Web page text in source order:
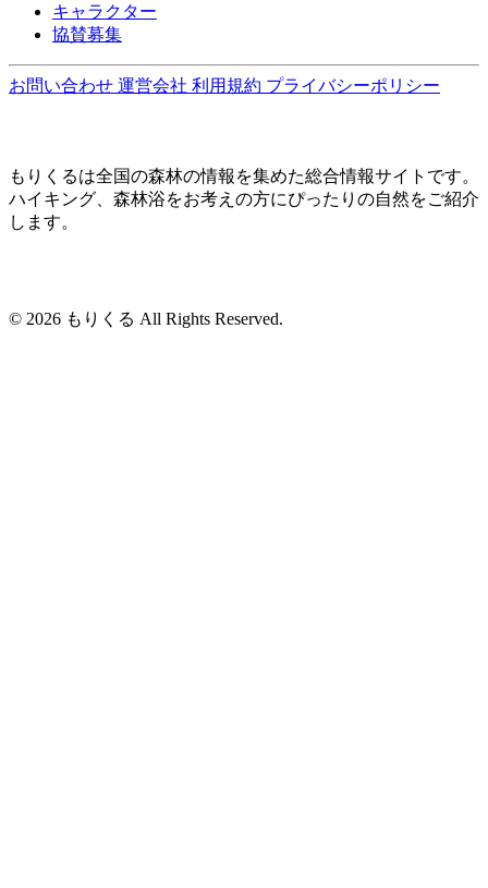
キャラクター
協賛募集
お問い合わせ 運営会社 利用規約 プライバシーポリシー
もりくるは全国の森林の情報を集めた総合情報サイトです。
ハイキング、森林浴をお考えの方にぴったりの自然をご紹介
します。
© 2026 もりくる All Rights Reserved.